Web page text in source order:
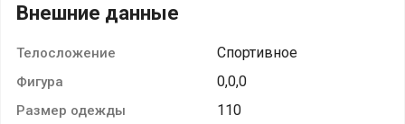
Внешние данные
Телосложение Спортивное
Фигура 0,0,0
Размер одежды 110